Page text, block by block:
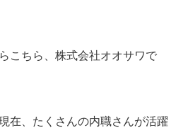
こちら、株式会社オオサワで
在、たくさんの内職さんが活躍